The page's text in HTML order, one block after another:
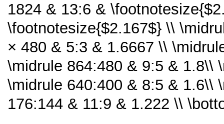
1824 & 13:6 &
\footnotesize{$2.167$} \\
× 480 & 5:3 & 1.6667 \\
\midrule 864:480 & 9:5 & 1.8\\
\midrule 640:400 & 8:5 & 1.6\\
176:144 & 11:9 & 1.222 \\